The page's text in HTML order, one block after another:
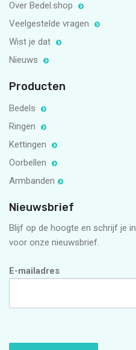
Over Bedel.shop
Veelgestelde vragen
Wist je dat
Nieuws
Producten
Bedels
Ringen
Kettingen
Oorbellen
Armbanden
Nieuwsbrief
Blijf op de hoogte en schrijf je in
voor onze nieuwsbrief.
E-mailadres